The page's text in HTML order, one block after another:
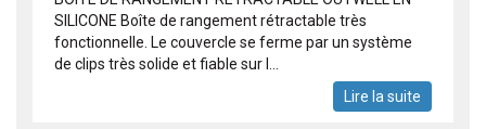
SILICONE Boîte de rangement rétractable très
fonctionnelle. Le couvercle se ferme par un système
de clips très solide et fiable sur l...
Lire la suite